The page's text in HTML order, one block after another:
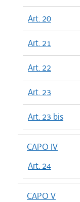
Art. 20
Art. 21
Art. 22
Art. 23
Art. 23 bis
CAPO IV
Art. 24
CAPO V